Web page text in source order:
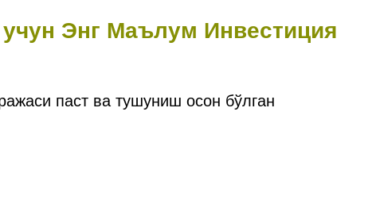
Энг Маълум Инвестиция
паст ва тушуниш осон бўлган